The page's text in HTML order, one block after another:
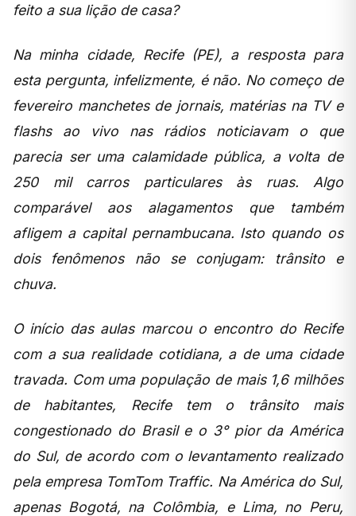
feito a sua lição de casa?
Na minha cidade, Recife (PE), a resposta para
esta pergunta, infelizmente, é não. No começo de
fevereiro manchetes de jornais, matérias na TV e
flashs ao vivo nas rádios noticiavam o que
parecia ser uma calamidade pública, a volta de
250 mil carros particulares às ruas. Algo
comparável aos alagamentos que também
afligem a capital pernambucana. Isto quando os
dois fenômenos não se conjugam: trânsito e
chuva.
O início das aulas marcou o encontro do Recife
com a sua realidade cotidiana, a de uma cidade
travada. Com uma população de mais 1,6 milhões
de habitantes, Recife tem o trânsito mais
congestionado do Brasil e o 3° pior da América
do Sul, de acordo com o levantamento realizado
pela empresa TomTom Traffic. Na América do Sul,
apenas Bogotá, na Colômbia, e Lima, no Peru,